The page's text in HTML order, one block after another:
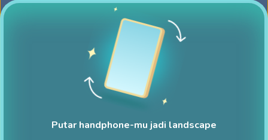
Putar handphone-mu jadi landscape